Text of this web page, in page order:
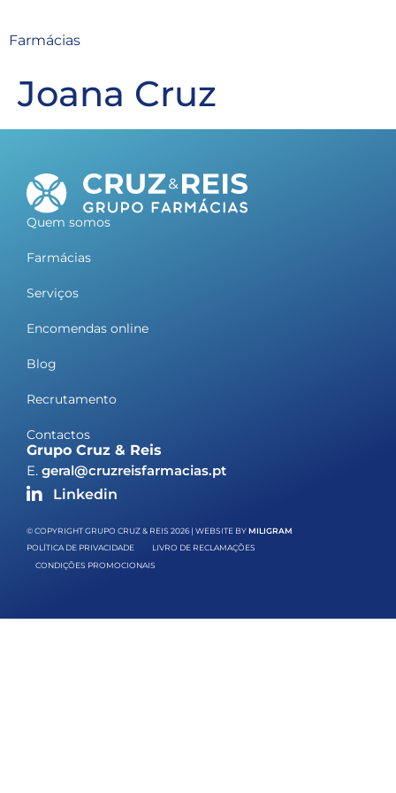
Farmácias
Joana Cruz
Quem somos
Farmácias
Serviços
Encomendas online
Blog
Recrutamento
Contactos
Grupo Cruz & Reis
E. geral@cruzreisfarmacias.pt
Linkedin
© COPYRIGHT GRUPO CRUZ & REIS 2026 | WEBSITE BYMILIGRAM
POLÍTICA DE PRIVACIDADE
LIVRO DE RECLAMAÇÕES
CONDIÇÕES PROMOCIONAIS